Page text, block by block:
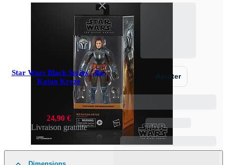
Star Wars Black Series - Bo-
Katan Kryze
24,90 €
Livraison gratuite
Ajouter